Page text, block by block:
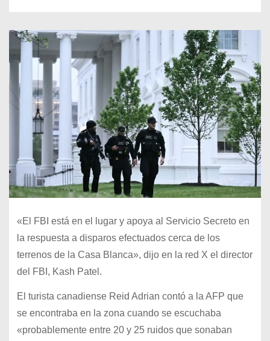
«El FBI está en el lugar y apoya al Servicio Secreto en
la respuesta a disparos efectuados cerca de los
terrenos de la Casa Blanca», dijo en la red X el director
del FBI, Kash Patel.
El turista canadiense Reid Adrian contó a la AFP que
se encontraba en la zona cuando se escuchaba
«probablemente entre 20 y 25 ruidos que sonaban